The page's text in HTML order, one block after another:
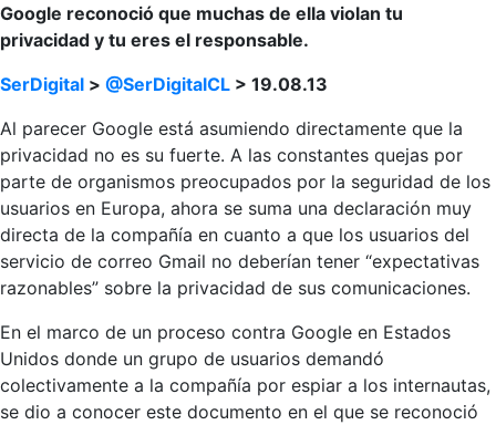
Google reconoció que muchas de ella violan tu
privacidad y tu eres el responsable.
SerDigital > @SerDigitalCL > 19.08.13
Al parecer Google está asumiendo directamente que la
privacidad no es su fuerte. A las constantes quejas por
parte de organismos preocupados por la seguridad de los
usuarios en Europa, ahora se suma una declaración muy
directa de la compañía en cuanto a que los usuarios del
servicio de correo Gmail no deberían tener “expectativas
razonables” sobre la privacidad de sus comunicaciones.
En el marco de un proceso contra Google en Estados
Unidos donde un grupo de usuarios demandó
colectivamente a la compañía por espiar a los internautas,
se dio a conocer este documento en el que se reconoció